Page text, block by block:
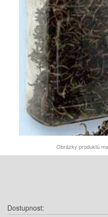
Obrázky produktů
Dostupnost: